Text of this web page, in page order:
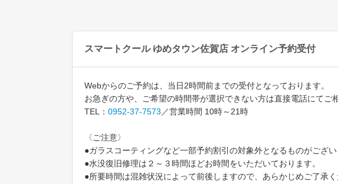
スマートクール ゆめタウン佐賀店 オンライン予約受付
Webからのご予約は、当日2時間前までの受付となっております。
お急ぎの方や、ご希望の時間帯が選択できない方は直接電話にてご
TEL： 0952-37-7573 ／営業時間 10時～21時
〈ご注意〉
●ガラスコーティングなど一部予約割引の対象外となるものがござ
●水没復旧修理は２～３時間ほどお時間をいただいております。
●所要時間は混雑状況によって前後しますので、あらかじめご了承く